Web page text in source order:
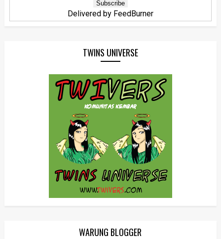
Delivered by FeedBurner
TWINS UNIVERSE
WARUNG BLOGGER